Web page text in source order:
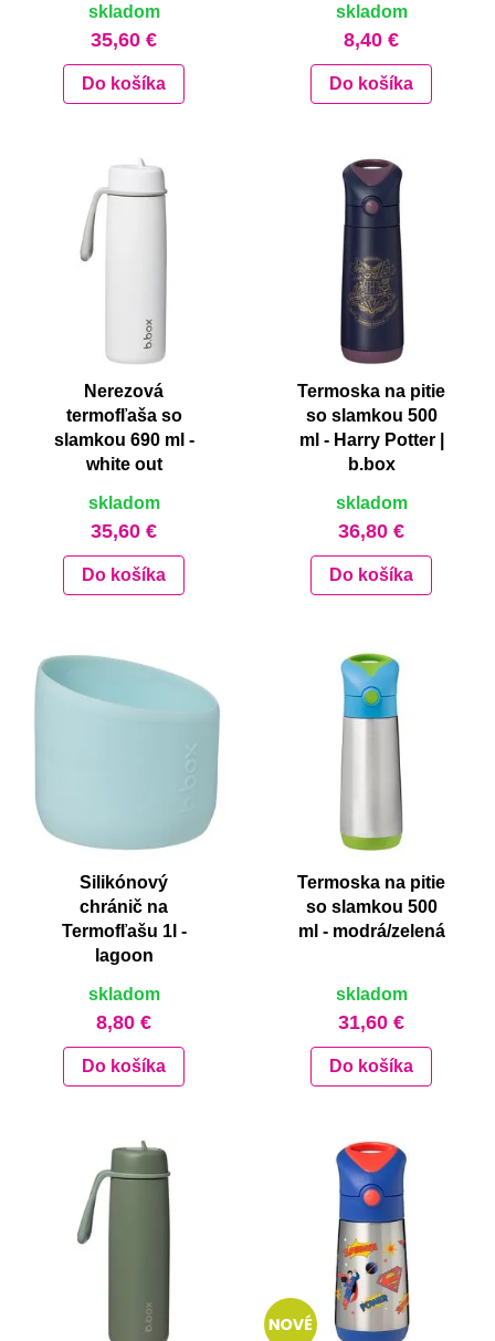
skladom
35,60 €
Do košíka
skladom
8,40 €
Do košíka
Nerezová
termofľaša so
slamkou 690 ml -
white out
skladom
35,60 €
Do košíka
Termoska na pitie
so slamkou 500
ml - Harry Potter |
b.box
skladom
36,80 €
Do košíka
Silikónový
chránič na
Termofľašu 1l -
lagoon
skladom
8,80 €
Do košíka
Termoska na pitie
so slamkou 500
ml - modrá/zelená
skladom
31,60 €
Do košíka